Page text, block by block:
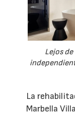
Lejos
La
Marbella